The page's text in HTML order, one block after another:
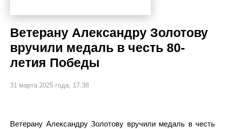
Ветерану Александру Золотову
вручили медаль в честь 80-
летия Победы
31 марта 2025 года, 17:38
Ветерану Александру Золотову вручили медаль в честь